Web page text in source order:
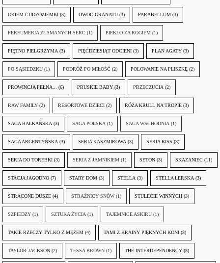
OKIEM CUDZOZIEMKI (3) OWOC GRANATU (3) PARABELLUM (3)
PERFUMERIA ZŁAMANYCH SERC (1) PIEKŁO ZA ROGIEM (1)
PIĘTNO PIELGRZYMA (3) PIĘĆDZIESIĄT ODCIENI (3) PLAN AGATY (3)
PO SĄSIEDZKU (1) PODRÓŻ PO MIŁOŚĆ (2) POLOWANIE NA PLISZKĘ (2)
PROWINCJA PEŁNA... (6) PRUSKIE BABY (3) PRZECZUCIA (2)
RAW FAMILY (2) RESORTOWE DZIECI (2) RÓŻA KRULL NA TROPIE (3)
SAGA BAŁKAŃSKA (3) SAGA POLSKA (1) SAGA WSCHODNIA (1)
SAGA ARGENTYŃSKA (3) SERIA KASZMIROWA (3) SERIA KISS (3)
SERIA DO TOREBKI (3) SERIA Z JAMNIKIEM (1) SETON (3) SKAZANIEC (11)
STACJA JAGODNO (7) STARY DOM (3) STELLA (3) STELLA LERSKA (3)
STRACONE DUSZE (4) STRAŻNICY SNÓW (1) STULECIE WINNYCH (3)
SZPIEDZY (1) SZTUKA ŻYCIA (1) TAJEMNICE ASKIRU (1)
TAKIE RZECZY TYLKO Z MĘŻEM (4) TAMI Z KRAINY PIĘKNYCH KONI (3)
TAYLOR JACKSON (2) TESSA BROWN (1) THE INTERDEPENDENCY (3)